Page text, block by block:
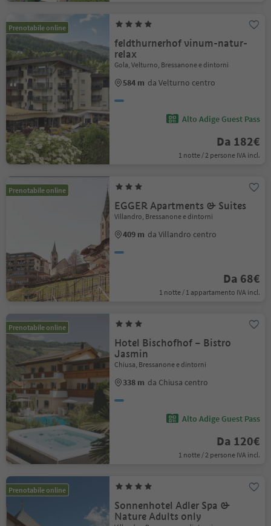
Prenotabile online
feldthurnerhof vinum-natur-
relax
Gola, Velturno, Bressanone e dintorni
584 m da Velturno centro
Alto Adige Guest Pass
Da 182€
1 notte / 2 persone IVA incl.
Prenotabile online
EGGER Apartments & Suites
Villandro, Bressanone e dintorni
409 m da Villandro centro
Da 68€
1 notte / 1 appartamento IVA incl.
Prenotabile online
Hotel Bischofhof – Bistro
Jasmin
Chiusa, Bressanone e dintorni
338 m da Chiusa centro
Alto Adige Guest Pass
Da 120€
1 notte / 2 persone IVA incl.
Prenotabile online
Sonnenhotel Adler Spa &
Nature Adults only